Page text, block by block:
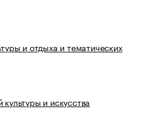
и отдыха и тематических
и искусства